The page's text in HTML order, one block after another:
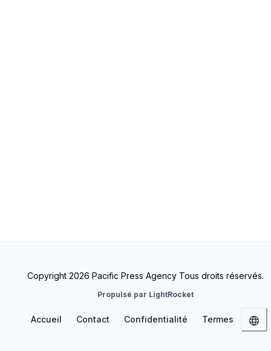
Copyright 2026 Pacific Press Agency Tous droits réservés.
Propulsé par LightRocket
Accueil Contact Confidentialité Termes